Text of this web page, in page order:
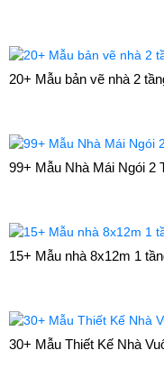
20+ Mẫu bản vẽ nhà 2
99+ Mẫu Nhà Mái Ngói
15+ Mẫu nhà 8x12m 1
30+ Mẫu Thiết Kế Nhà